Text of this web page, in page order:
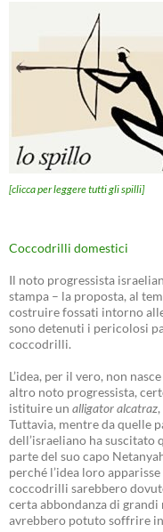
[clicca per leggere tutti gli spilli]
Coccodrilli domestici
Il noto progressista
stampa – la proposta, al
costruire fossati intorno
sono detenuti i pericolosi
coccodrilli.
L’idea, per il vero, non
altro noto progressista,
istituire un alligator alcatraz
Tuttavia, mentre da quelle
dell’israeliano ha suscitato
parte del suo capo
perché l’idea loro
coccodrilli sarebbero
certa abbondanza di
avrebbero potuto soffrire